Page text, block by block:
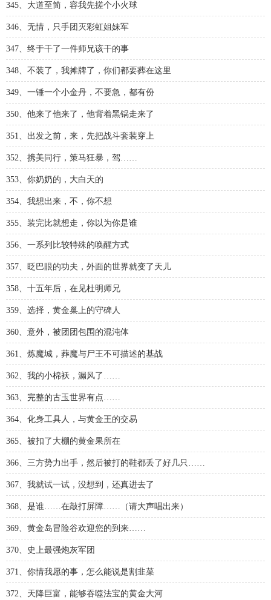
345、大道至简，容我先搓个小火球
346、无情，只手团灭彩虹姐妹军
347、终于干了一件师兄该干的事
348、不装了，我摊牌了，你们都要葬在这里
349、一锤一个小金丹，不要急，都有份
350、他来了他来了，他背着黑锅走来了
351、出发之前，来，先把战斗套装穿上
352、携美同行，策马狂暴，驾……
353、你奶奶的，大白天的
354、我想出来，不，你不想
355、装完比就想走，你以为你是谁
356、一系列比较特殊的唤醒方式
357、眨巴眼的功夫，外面的世界就变了天儿
358、十五年后，在见杜明师兄
359、选择，黄金巢上的守碑人
360、意外，被团团包围的混沌体
361、炼魔城，葬魔与尸王不可描述的基战
362、我的小棉袄，漏风了……
363、完整的古玉世界有点……
364、化身工具人，与黄金王的交易
365、被扣了大棚的黄金果所在
366、三方势力出手，然后被打的鞋都丢了好几只……
367、我就试一试，没想到，还真进去了
368、是谁……在敲打屏障……（请大声唱出来）
369、黄金岛冒险谷欢迎您的到来……
370、史上最强炮灰军团
371、你情我愿的事，怎么能说是割韭菜
372、天降巨富，能够吞噬法宝的黄金大河